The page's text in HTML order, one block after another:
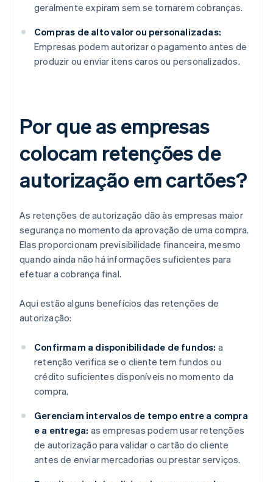
geralmente expiram sem se tornarem cobranças.
Compras de alto valor ou personalizadas:
Empresas podem autorizar o pagamento antes de
produzir ou enviar itens caros ou personalizados.
Por que as empresas
colocam retenções de
autorização em cartões?
As retenções de autorização dão às empresas maior
segurança no momento da aprovação de uma compra.
Elas proporcionam previsibilidade financeira, mesmo
quando ainda não há informações suficientes para
efetuar a cobrança final.
Aqui estão alguns benefícios das retenções de
autorização:
Confirmam a disponibilidade de fundos: a
retenção verifica se o cliente tem fundos ou
crédito suficientes disponíveis no momento da
compra.
Gerenciam intervalos de tempo entre a compra
e a entrega: as empresas podem usar retenções
de autorização para validar o cartão do cliente
antes de enviar mercadorias ou prestar serviços.